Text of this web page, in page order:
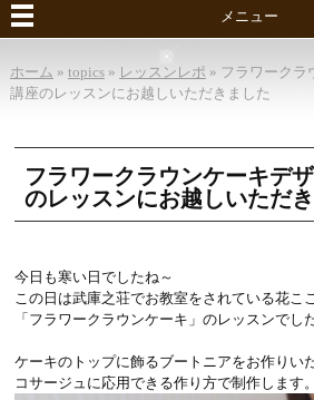
メニュー
ホーム » topics» レッスンレポ » フラワークラ
講座のレッスンにお越しいただきました
フラワークラウンケーキデ
のレッスンにお越しいただ
今日も寒い日でしたね～
この日は武庫之荘でお教室をされている花こ
「フラワークラウンケーキ」のレッスンでした
ケーキのトップに飾るブートニアをお作りい
コサージュに応用できる作り方で制作します。